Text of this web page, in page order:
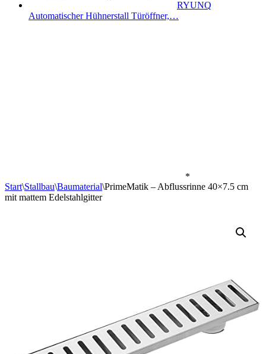
RYUNQ
Automatischer Hühnerstall Türöffner,…
*
Start\Stallbau\Baumaterial\PrimeMatik – Abflussrinne 40×7.5 cm
mit mattem Edelstahlgitter